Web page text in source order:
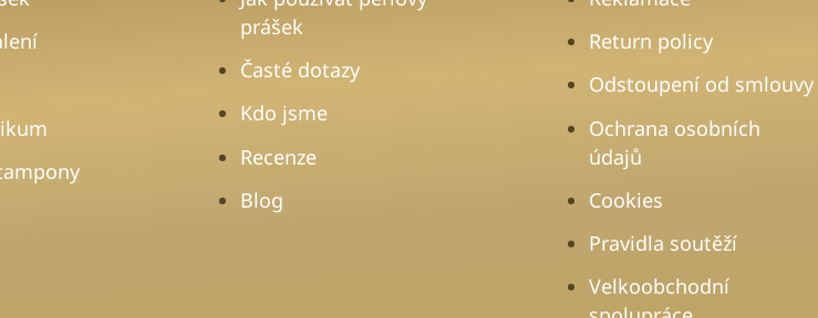
prášek
Časté dotazy
Kdo jsme
Recenze
Blog
Return policy
Odstoupení od smlouvy
Ochrana osobních
údajů
Cookies
Pravidla soutěží
Velkoobchodní